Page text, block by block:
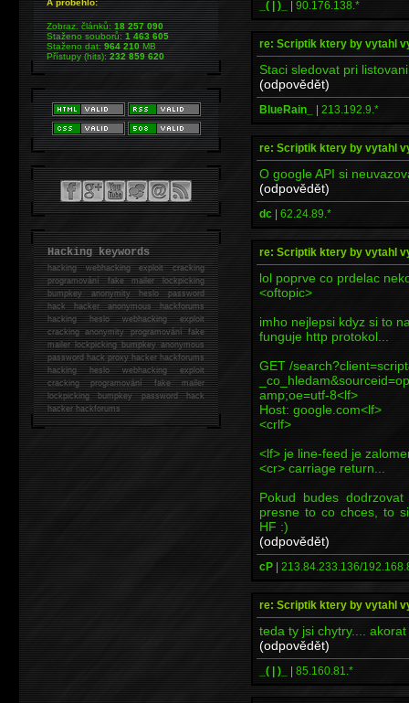
_( | )_ | 90.176.138.*
re: Scriptik ktery by vytahl
Staci sledovat pri
(odpovědět)
BlueRain_ | 213.192.9.*
re: Scriptik ktery by vytahl
O google API si
(odpovědět)
dc | 62.24.89.*
re: Scriptik ktery by vytahl
lol poprve co prdelac
<oftopic>
imho nejlepsi kdyz si to
funguje http protokol...
GET /
amp;oe=utf-8<lf>
Host: google.com<lf>
<crlf>
<lf> je line-feed je
<cr> carriage return...
Pokud budes
presne to co chces, to
HF :)
(odpovědět)
cP | 213.84.233.136/
re: Scriptik ktery by vytahl
teda ty jsi chytry....
(odpovědět)
_( | )_ | 85.160.81.*
A proběhlo:
Zobraz. článků:18 257 090
Staženo souborů:1 463 605
Staženo dat:964 210MB
Přístupy (hits):232 859 620
Hacking keywords
hackingwebhacking exploit cracking
programování fake mailer lockpicking
bumpkey anonymity heslo password
hackhacker anonymous hackforums
hackingheslo webhacking exploit
cracking anonymity programování fake
mailer lockpicking bumpkey anonymous
password hack proxy hacker hackforums
hacking heslo webhacking exploit
cracking programování fake mailer
lockpicking bumpkey password hack
hackerhackforums